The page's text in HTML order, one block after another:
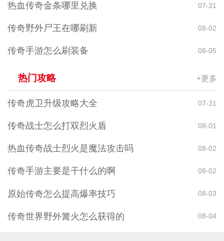
热血传奇金条哪里兑换 07-31
传奇野外尸王在哪刷新 08-02
传奇手游怎么刷装备 08-05
热门攻略 +更多
传奇虎卫升级攻略大全 07-31
传奇战士怎么打双烈火盾 08-01
热血传奇战士烈火是魔法攻击吗 08-02
传奇手游主要是干什么的啊 08-02
原始传奇怎么提高爆率技巧 08-03
传奇世界野外篝火怎么获得的 08-04